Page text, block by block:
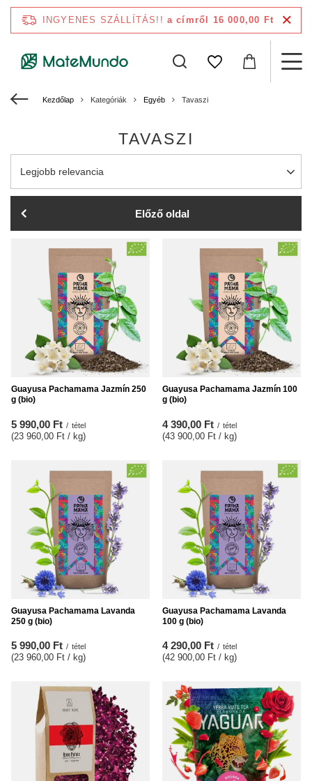
INGYENES SZÁLLÍTÁS!! a címről 16 000,00 Ft
Kezdőlap Kategóriák Egyéb Tavaszi
TAVASZI
A rendezés megváltoztatása
Legjobb relevancia
Előző oldal
Guayusa Pachamama Jazmín 250
g (bio)
5 990,00 Ft / tétel
(23 960,00 Ft / kg)
Guayusa Pachamama Jazmín 100
g (bio)
4 390,00 Ft / tétel
(43 900,00 Ft / kg)
Guayusa Pachamama Lavanda
250 g (bio)
5 990,00 Ft / tétel
(23 960,00 Ft / kg)
Guayusa Pachamama Lavanda
100 g (bio)
4 290,00 Ft / tétel
(42 900,00 Ft / kg)